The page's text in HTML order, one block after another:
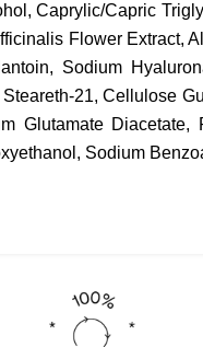
Caprylic/Capric
Flower Extract,
Sodium
21, Cellulose
Glutamate
Sodium